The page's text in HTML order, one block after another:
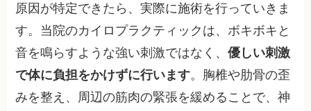
原因が特定できたら、実際に施術を行っていきま
す。当院のカイロプラクティックは、ボキボキと
音を鳴らすような強い刺激ではなく、優しい刺激
で体に負担をかけずに行います。胸椎や肋骨の歪
みを整え、周辺の筋肉の緊張を緩めることで、神